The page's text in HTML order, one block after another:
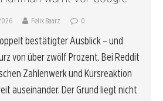
Felix Baarz 0
bestätigter Ausblick – und
von über zwölf Prozent. Bei Reddit
Zahlenwerk und Kursreaktion
auseinander. Der Grund liegt nicht